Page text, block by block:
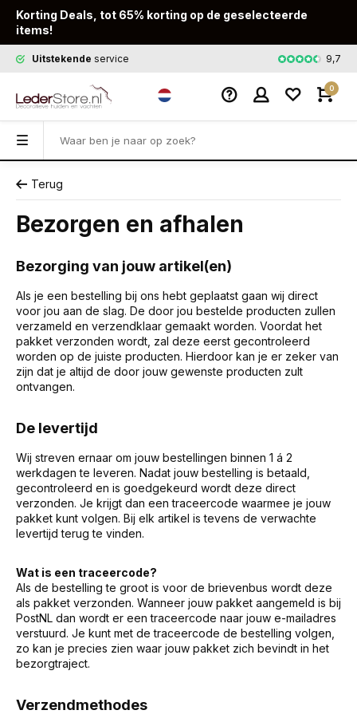
Korting Deals, tot 65% korting op de geselecteerde
items!
Uitstekende service Snelle9,7
0
Terug
Bezorgen en afhalen
Bezorging van jouw artikel(en)
Als je een bestelling bij ons hebt geplaatst gaan wij direct
voor jou aan de slag. De door jou bestelde producten zullen
verzameld en verzendklaar gemaakt worden. Voordat het
pakket verzonden wordt, zal deze eerst gecontroleerd
worden op de juiste producten. Hierdoor kan je er zeker van
zijn dat je altijd de door jouw gewenste producten zult
ontvangen.
De levertijd
Wij streven ernaar om jouw bestellingen binnen 1 á 2
werkdagen te leveren. Nadat jouw bestelling is betaald,
gecontroleerd en is goedgekeurd wordt deze direct
verzonden. Je krijgt dan een traceercode waarmee je jouw
pakket kunt volgen. Bij elk artikel is tevens de verwachte
levertijd terug te vinden.
Wat is een traceercode?
Als de bestelling te groot is voor de brievenbus wordt deze
als pakket verzonden. Wanneer jouw pakket aangemeld is bij
PostNL dan wordt er een traceercode naar jouw e-mailadres
verstuurd. Je kunt met de traceercode de bestelling volgen,
zo kan je precies zien waar jouw pakket zich bevindt in het
bezorgtraject.
Verzendmethodes